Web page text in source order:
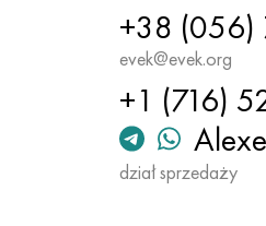
+38
evek@evek.org
+1 (716)
dział sprzedaży